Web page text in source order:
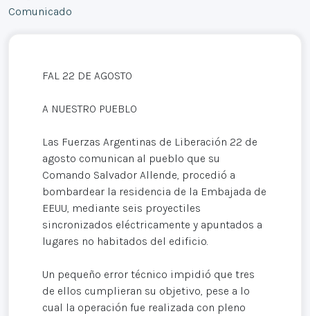
Comunicado
FAL 22 DE AGOSTO
A NUESTRO PUEBLO
Las Fuerzas Argentinas de Liberación 22 de
agosto comunican al pueblo que su
Comando Salvador Allende, procedió a
bombardear la residencia de la Embajada de
EEUU, mediante seis proyectiles
sincronizados eléctricamente y apuntados a
lugares no habitados del edificio.
Un pequeño error técnico impidió que tres
de ellos cumplieran su objetivo, pese a lo
cual la operación fue realizada con pleno